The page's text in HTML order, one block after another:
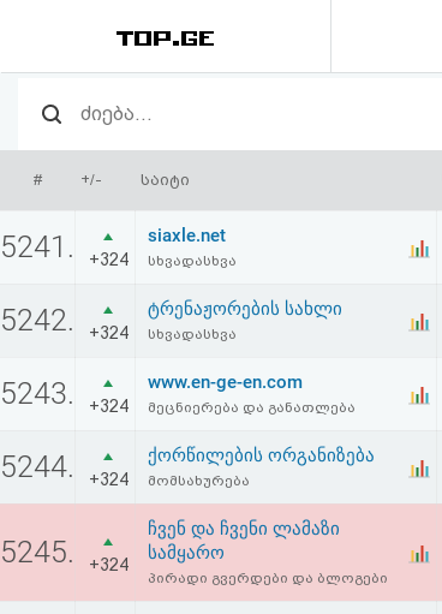
რეიტინგი
(მთავარი)
ფოსტა
პასუხი
ავტორიზაცია
რეგისტრაცია
პაროლის
აღდგენა
# +/- საიტი
5241. +324
siaxle.net
სხვადასხვა
5242. +324
ტრენაჟორების სახლი
სხვადასხვა
5243. +324
www.en-ge-en.com
მეცნიერება და განათლება
5244. +324
ქორწილების ორგანიზება
მომსახურება
5245. +324
ჩვენ და ჩვენი ლამაზი
სამყარო
პირადი გვერდები და ბლოგები